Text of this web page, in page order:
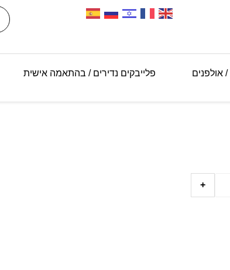
אולפנים פלייבקים נדירים / בהתאמה אישית
+